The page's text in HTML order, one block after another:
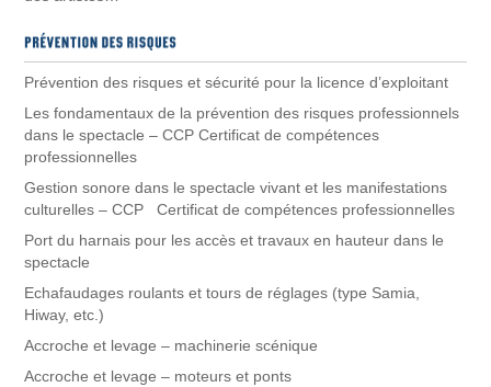
Prévention des risques et sécurité pour la licence d’exploitant
Les fondamentaux de la prévention des risques professionnels
dans le spectacle – CCP Certificat de compétences
professionnelles
Gestion sonore dans le spectacle vivant et les manifestations
culturelles – CCP Certificat de compétences professionnelles
Port du harnais pour les accès et travaux en hauteur dans le
spectacle
Echafaudages roulants et tours de réglages (type Samia,
Hiway, etc.)
Accroche et levage – machinerie scénique
Accroche et levage – moteurs et ponts